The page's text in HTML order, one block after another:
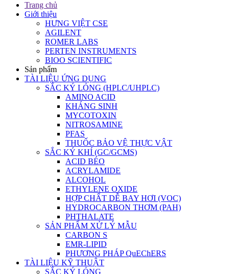
Trang chủ
Giới thiệu
HƯNG VIỆT CSE
AGILENT
ROMER LABS
PERTEN INSTRUMENTS
BIOO SCIENTIFIC
Sản phẩm
TÀI LIỆU ỨNG DỤNG
SẮC KÝ LỎNG (HPLC/UHPLC)
AMINO ACID
KHÁNG SINH
MYCOTOXIN
NITROSAMINE
PFAS
THUỐC BẢO VỆ THỰC VẬT
SẮC KÝ KHÍ (GC/GCMS)
ACID BÉO
ACRYLAMIDE
ALCOHOL
ETHYLENE OXIDE
HỢP CHẤT DỄ BAY HƠI (VOC)
HYDROCARBON THƠM (PAH)
PHTHALATE
SẢN PHẨM XỬ LÝ MẪU
CARBON S
EMR-LIPID
PHƯƠNG PHÁP QuEChERS
TÀI LIỆU KỸ THUẬT
SẮC KÝ LỎNG